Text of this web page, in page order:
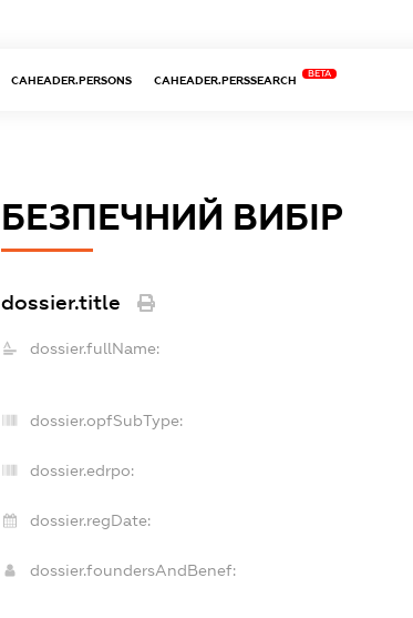
CAHEADER.PERSONS CAHEADER.PERSSEARCH
BETA
БЕЗПЕЧНИЙ ВИБІР
dossier.title
dossier.fullName:
dossier.opfSubType:
dossier.edrpo:
dossier.regDate:
dossier.foundersAndBenef: